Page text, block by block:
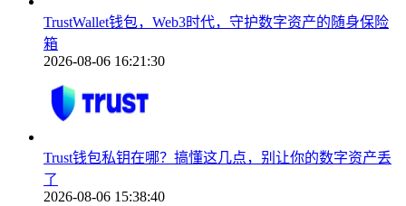
TrustWallet钱包，Web3时代，守护数字资产的随身保险
箱
2026-08-06 16:21:30
Trust钱包私钥在哪？搞懂这几点，别让你的数字资产丢
了
2026-08-06 15:38:40